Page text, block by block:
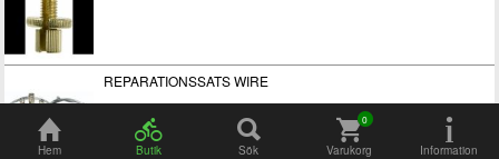
REPARATIONSSATS WIRE
Hem Butik Sök Varukorg Information